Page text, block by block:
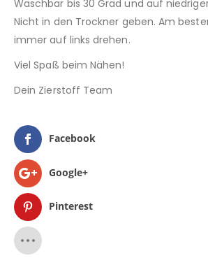
Waschbar bis 30 Grad und auf
Nicht in den Trockner geben. Am
immer auf links drehen.
Viel Spaß beim Nähen!
Dein Zierstoff Team
Facebook
Google+
Pinterest